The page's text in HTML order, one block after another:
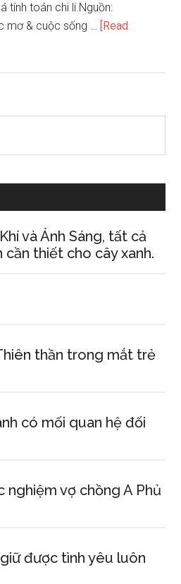
tính toán chi li.Nguồn:
mơ & cuộc sống … [Read
và Ánh Sáng, tất cả
thiết cho cây xanh.
thần trong mắt trẻ
có mối quan hệ đối
nghiệm vợ chồng A Phủ
được tình yêu luôn